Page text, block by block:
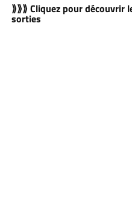
⟫⟫⟫ Cliquez pour découvrir
sorties